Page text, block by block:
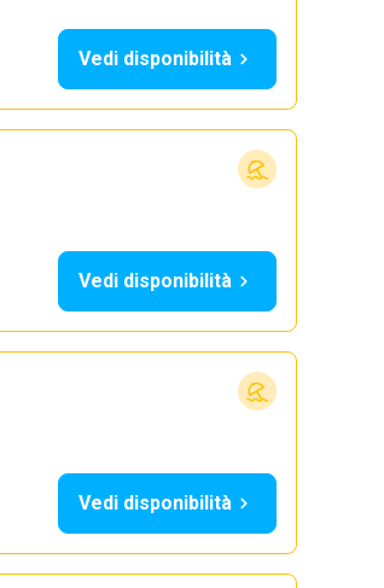
Vedi disponibilità
Vedi disponibilità
Vedi disponibilità